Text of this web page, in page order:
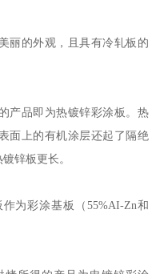
丽的外观，且具有冷轧板的
产品即为热镀锌彩涂板。热
面上的有机涂层还起了隔绝
锌板更长。
为彩涂基板（55%AI-Zn和